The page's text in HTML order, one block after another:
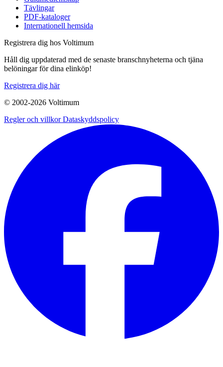
Tävlingar
PDF-kataloger
Internationell hemsida
Registrera dig hos Voltimum
Håll dig uppdaterad med de senaste branschnyheterna och tjäna
belöningar för dina elinköp!
Registrera dig här
© 2002-2026 Voltimum
Regler och villkorDataskyddspolicy